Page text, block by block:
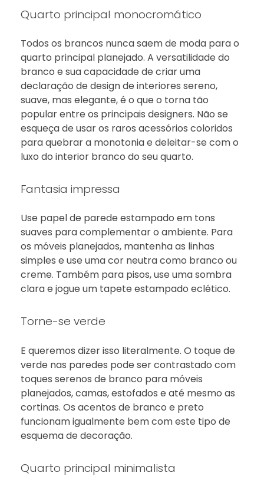
Quarto principal monocromático
Todos os brancos nunca saem de moda para o
quarto principal planejado. A versatilidade do
branco e sua capacidade de criar uma
declaração de design de interiores sereno,
suave, mas elegante, é o que o torna tão
popular entre os principais designers. Não se
esqueça de usar os raros acessórios coloridos
para quebrar a monotonia e deleitar-se com o
luxo do interior branco do seu quarto.
Fantasia impressa
Use papel de parede estampado em tons
suaves para complementar o ambiente. Para
os móveis planejados, mantenha as linhas
simples e use uma cor neutra como branco ou
creme. Também para pisos, use uma sombra
clara e jogue um tapete estampado eclético.
Torne-se verde
E queremos dizer isso literalmente. O toque de
verde nas paredes pode ser contrastado com
toques serenos de branco para móveis
planejados, camas, estofados e até mesmo as
cortinas. Os acentos de branco e preto
funcionam igualmente bem com este tipo de
esquema de decoração.
Quarto principal minimalista